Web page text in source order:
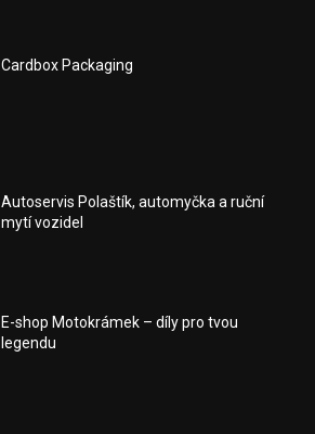
Cardbox Packaging
Autoservis Polaštík, automyčka a ruční
mytí vozidel
E-shop Motokrámek – díly pro tvou
legendu